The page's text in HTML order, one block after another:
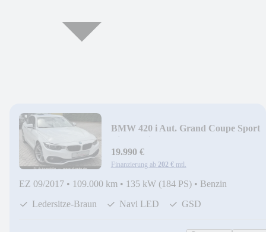
BMW 420 i Aut. Grand Coupe Sport
19.990 €
Finanzierung ab 202 € mtl.
EZ 09/2017 • 109.000 km • 135 kW (184 PS) • Benzin
Ledersitze-Braun
Navi LED GSD